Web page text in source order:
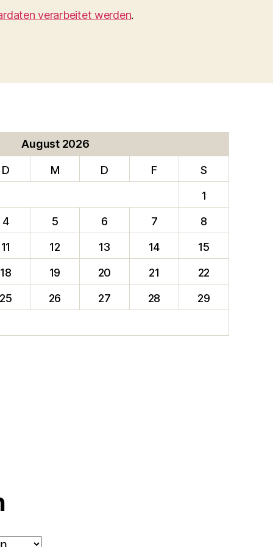
verarbeitet werden.
August 2026
D M D F
S
1
4
5 6 7
8
11
12 13 14
15
18
19 20 21
22
25
26 27 28 29